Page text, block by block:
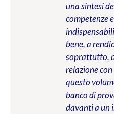
una sintesi
competenze
bene, a
soprattutto,
relazione
questo
banco di
davanti a un